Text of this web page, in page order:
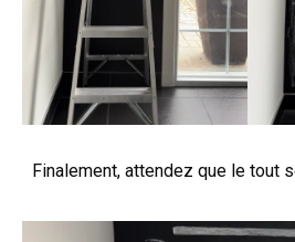
Finalement, attendez que le tout